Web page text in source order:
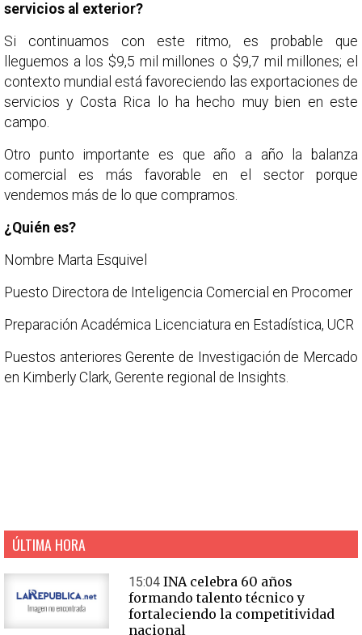
servicios al exterior?
Si continuamos con este ritmo, es probable que
lleguemos a los $9,5 mil millones o $9,7 mil millones; el
contexto mundial está favoreciendo las exportaciones de
servicios y Costa Rica lo ha hecho muy bien en este
campo.
Otro punto importante es que año a año la balanza
comercial es más favorable en el sector porque
vendemos más de lo que compramos.
¿Quién es?
Nombre Marta Esquivel
Puesto Directora de Inteligencia Comercial en Procomer
Preparación Académica Licenciatura en Estadística, UCR
Puestos anteriores Gerente de Investigación de Mercado
en Kimberly Clark, Gerente regional de Insights.
ÚLTIMA HORA
15:04 INA celebra 60 años
formando talento técnico y
fortaleciendo la competitividad
nacional